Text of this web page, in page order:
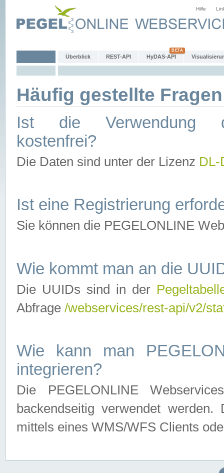
Hilfe
Überblick REST-API HyDAS-API
Häufig gestellte
Ist die Verwendung
kostenfrei?
Die Daten sind unter der Lizenz
Ist eine Registrierung
Sie können die PEGELONLINE
Wie kommt man an die
Die UUIDs sind in der
Abfrage /webservices/rest-api/v2/
Wie kann man
integrieren?
Die PEGELONLINE
backendseitig verwendet
mittels eines WMS/WFS Clients